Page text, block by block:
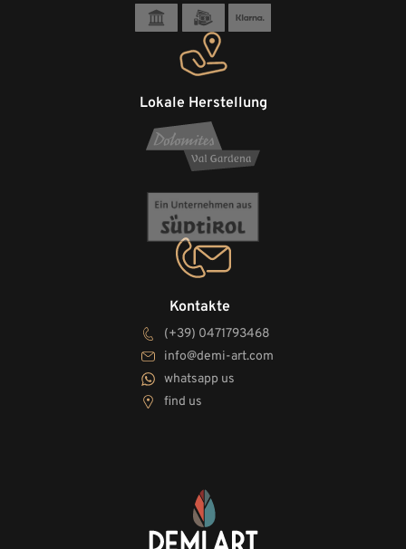
Kontakte
(+39) 0471793468
info@demi-art.com
whatsapp us
find us
Lokale Herstellung